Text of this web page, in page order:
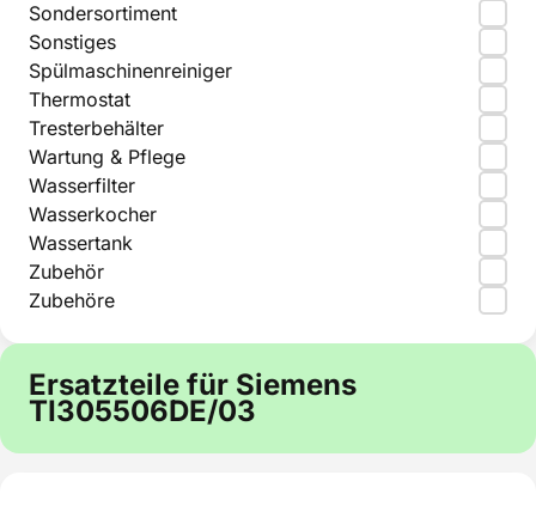
Sondersortiment
Sonstiges
Spülmaschinenreiniger
Thermostat
Tresterbehälter
Wartung & Pflege
Wasserfilter
Wasserkocher
Wassertank
Zubehör
Zubehöre
Ersatzteile für Siemens
TI305506DE/03